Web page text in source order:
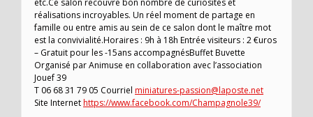
etc.Ce salon recouvre bon nombre de curiosités et
réalisations incroyables. Un réel moment de partage en
famille ou entre amis au sein de ce salon dont le maître mot
est la convivialité.Horaires : 9h à 18h Entrée visiteurs : 2 €uros
– Gratuit pour les -15ans accompagnésBuffet Buvette
Organisé par Animuse en collaboration avec l’association
Jouef 39
T 06 68 31 79 05 Courriel miniatures-passion@laposte.net
Site Internethttps://www.facebook.com/Champagnole39/